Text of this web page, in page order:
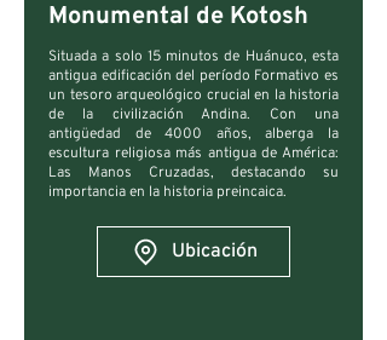
Monumental de Kotosh
Situada a solo 15 minutos de Huánuco, esta
antigua edificación del período Formativo es
un tesoro arqueológico crucial en la historia
de la civilización Andina. Con una
antigüedad de 4000 años, alberga la
escultura religiosa más antigua de América:
Las Manos Cruzadas, destacando su
importancia en la historia preincaica.
Ubicación